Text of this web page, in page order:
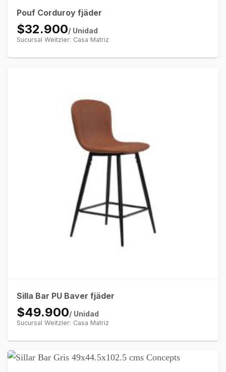
Pouf Corduroy fjäder
$32.900/ Unidad
Sucursal Weitzler: Casa Matriz
Silla Bar PU Baver fjäder
$49.900/ Unidad
Sucursal Weitzler: Casa Matriz